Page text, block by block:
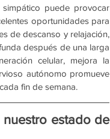
puede provocar
oportunidades para
de descanso y relajación,
después de una larga
celular, mejora la
autónomo promueve
fin de semana.
estado de